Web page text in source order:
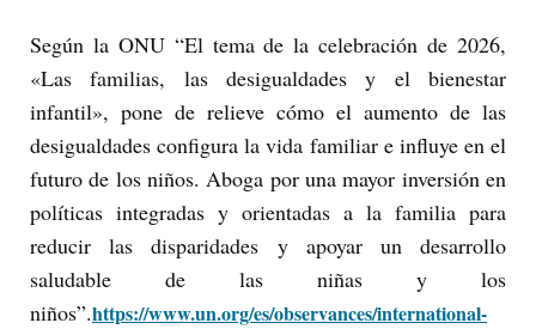
Según la ONU “El tema de la celebración de 2026,
«Las familias, las desigualdades y el bienestar
infantil», pone de relieve cómo el aumento de las
desigualdades configura la vida familiar e influye en el
futuro de los niños. Aboga por una mayor inversión en
políticas integradas y orientadas a la familia para
reducir las disparidades y apoyar un desarrollo
saludable de las niñas y los
niños”.https://www.un.org/es/observances/international-